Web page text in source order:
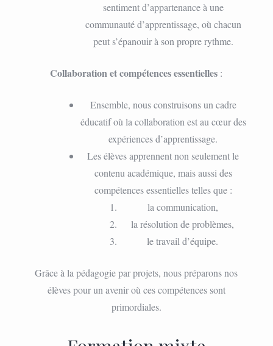
sentiment d’appartenance à une
communauté d’apprentissage, où chacun
peut s’épanouir à son propre rythme.
Collaboration et compétences essentielles :
Ensemble, nous construisons un cadre
éducatif où la collaboration est au cœur des
expériences d’apprentissage.
Les élèves apprennent non seulement le
contenu académique, mais aussi des
compétences essentielles telles que :
la communication,
la résolution de problèmes,
le travail d’équipe.
Grâce à la pédagogie par projets, nous préparons nos
élèves pour un avenir où ces compétences sont
primordiales.